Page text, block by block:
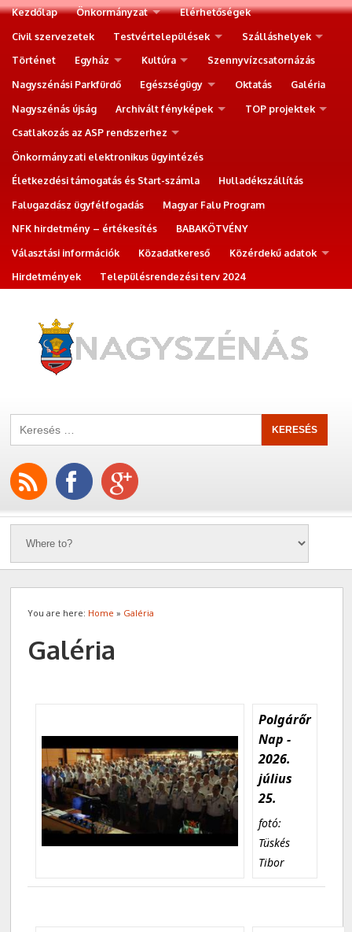
Kezdőlap Önkormányzat
Elérhetőségek
Civil szervezetek
Testvértelepülések
Szálláshelyek
Történet
Egyház Kultúra
Szennyvízcsatornázás
Nagyszénási Parkfürdő
Egészségügy Oktatás
Galéria
Nagyszénás újság
Archivált fényképek
TOP projektek
Csatlakozás az ASP rendszerhez
Önkormányzati elektronikus ügyintézés
Életkezdési támogatás és Start-számla
Hulladékszállítás
Falugazdász ügyfélfogadás
Magyar Falu Program
NFK hirdetmény – értékesítés
BABAKÖTVÉNY
Választási információk
Közadatkereső
Közérdekű adatok
Hirdetmények
Településrendezési terv 2024
You are here: Home » Galéria
Galéria
Polgárőr
Nap -
2026.
július
25.
fotó:
Tüskés
Tibor